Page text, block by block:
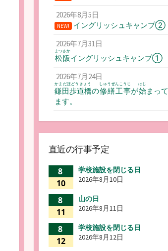
2026年8月5日
NEW!
イングリッシュキャンプ②
2026年7月31日
松阪
まつさか
イングリッシュキャンプ①
2026年7月24日
鎌田歩道橋
かまだほどうきょう
の修繕工事
しゅうぜんこうじ
が始
はじ
まって
ます。
直近の行事予定
8
10
学校施設を閉じる日
2026年8月10日
8
11
山の日
2026年8月11日
8
12
学校施設を閉じる日
2026年8月12日